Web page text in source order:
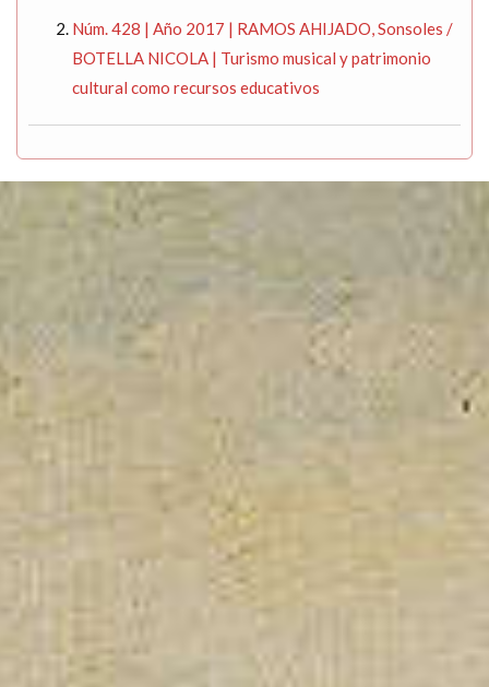
Núm. 428 | Año 2017 | RAMOS AHIJADO, Sonsoles /
BOTELLA NICOLA | Turismo musical y patrimonio
cultural como recursos educativos